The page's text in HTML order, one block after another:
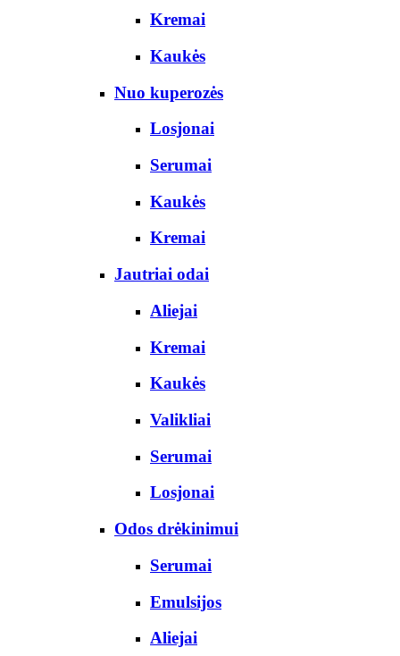
Kremai
Kaukės
Nuo kuperozės
Losjonai
Serumai
Kaukės
Kremai
Jautriai odai
Aliejai
Kremai
Kaukės
Valikliai
Serumai
Losjonai
Odos drėkinimui
Serumai
Emulsijos
Aliejai